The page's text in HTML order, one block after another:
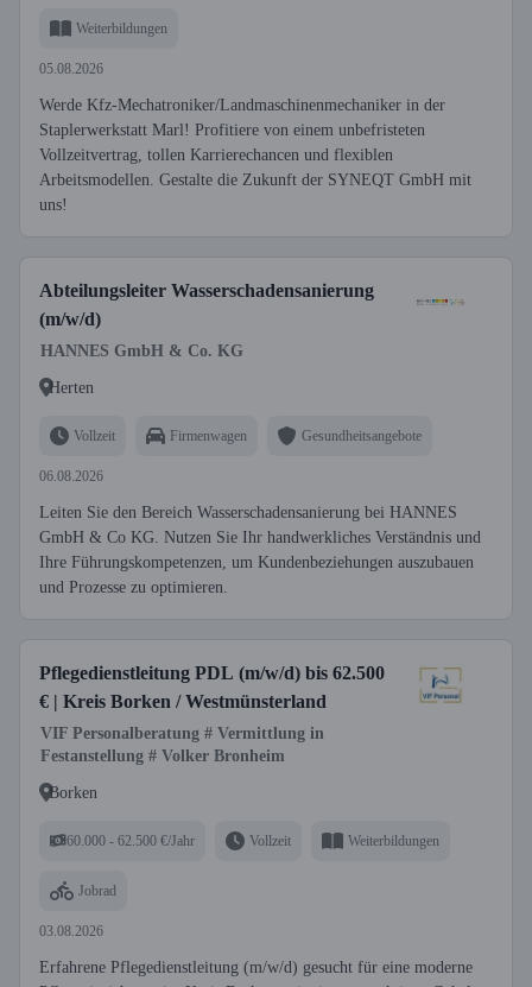
Weiterbildungen
05.08.2026
Werde Kfz-Mechatroniker/Landmaschinenmechaniker in der
Staplerwerkstatt Marl! Profitiere von einem unbefristeten
Vollzeitvertrag, tollen Karrierechancen und flexiblen
Arbeitsmodellen. Gestalte die Zukunft der SYNEQT GmbH mit
uns!
Abteilungsleiter Wasserschadensanierung
(m/w/d)
HANNES GmbH & Co. KG
Herten
Vollzeit Firmenwagen Gesundheitsangebote
06.08.2026
Leiten Sie den Bereich Wasserschadensanierung bei HANNES
GmbH & Co KG. Nutzen Sie Ihr handwerkliches Verständnis und
Ihre Führungskompetenzen, um Kundenbeziehungen auszubauen
und Prozesse zu optimieren.
Pflegedienstleitung PDL (m/w/d) bis 62.500
€ | Kreis Borken / Westmünsterland
VIF Personalberatung # Vermittlung in
Festanstellung # Volker Bronheim
Borken
60.000 - 62.500 €/Jahr Vollzeit Weiterbildungen
Jobrad
03.08.2026
Erfahrene Pflegedienstleitung (m/w/d) gesucht für eine moderne